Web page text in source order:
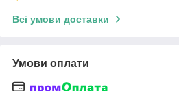
Всі умови доставки
Умови оплати